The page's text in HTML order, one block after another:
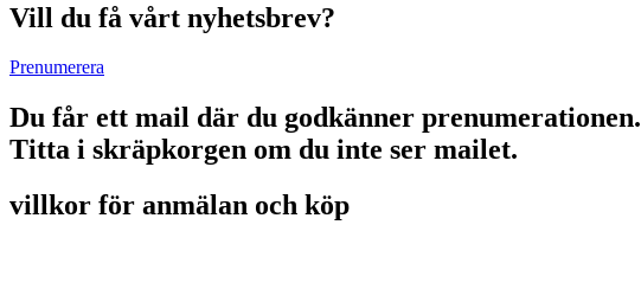
Vill du få vårt nyhetsbrev?
Prenumerera
Du får ett mail där du godkänner prenumerationen.
Titta i skräpkorgen om du inte ser mailet.
villkor för anmälan och köp